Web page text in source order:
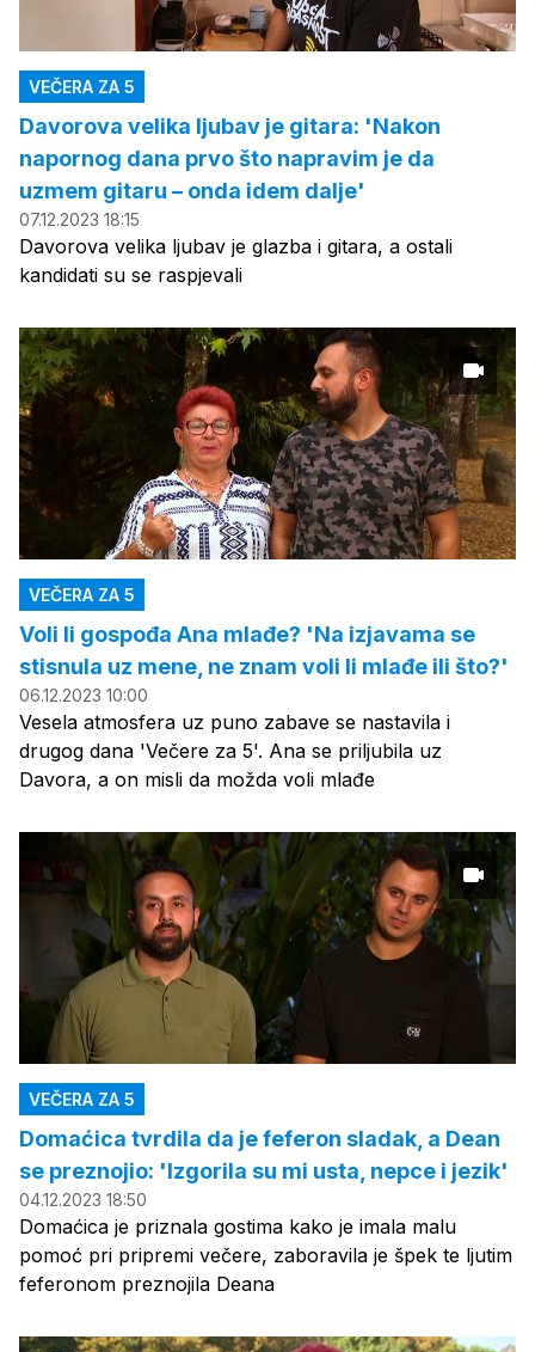
VEČERA ZA 5
Davorova velika ljubav je gitara: 'Nakon
napornog dana prvo što napravim je da
uzmem gitaru – onda idem dalje'
07.12.2023 18:15
Davorova velika ljubav je glazba i gitara, a ostali
kandidati su se raspjevali
VEČERA ZA 5
Voli li gospođa Ana mlađe? 'Na izjavama se
stisnula uz mene, ne znam voli li mlađe ili što?'
06.12.2023 10:00
Vesela atmosfera uz puno zabave se nastavila i
drugog dana 'Večere za 5'. Ana se priljubila uz
Davora, a on misli da možda voli mlađe
VEČERA ZA 5
Domaćica tvrdila da je feferon sladak, a Dean
se preznojio: 'Izgorila su mi usta, nepce i jezik'
04.12.2023 18:50
Domaćica je priznala gostima kako je imala malu
pomoć pri pripremi večere, zaboravila je špek te ljutim
feferonom preznojila Deana